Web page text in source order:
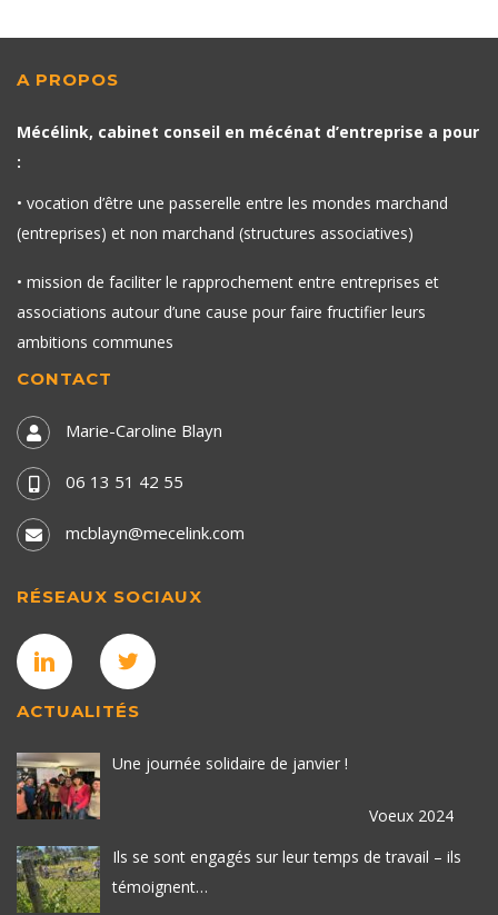
A PROPOS
Mécélink, cabinet conseil en mécénat d’entreprise a pour
:
• vocation d’être une passerelle entre les mondes marchand
(entreprises) et non marchand (structures associatives)
• mission de faciliter le rapprochement entre entreprises et
associations autour d’une cause pour faire fructifier leurs
ambitions communes
CONTACT
Marie-Caroline Blayn
06 13 51 42 55
mcblayn@mecelink.com
RÉSEAUX SOCIAUX
ACTUALITÉS
Une journée solidaire de janvier !
Voeux 2024
Ils se sont engagés sur leur temps de travail – ils
témoignent…